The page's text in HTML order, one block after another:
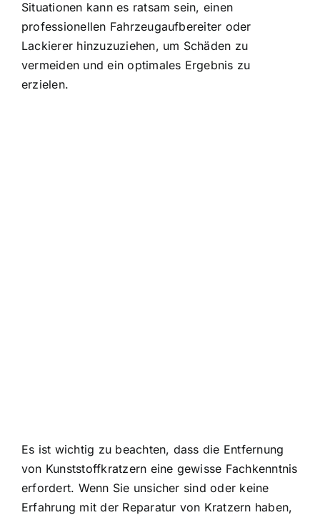
Situationen kann es ratsam sein, einen
professionellen Fahrzeugaufbereiter oder
Lackierer hinzuzuziehen, um Schäden zu
vermeiden und ein optimales Ergebnis zu
erzielen.
Es ist wichtig zu beachten, dass die Entfernung
von Kunststoffkratzern eine gewisse Fachkenntnis
erfordert. Wenn Sie unsicher sind oder keine
Erfahrung mit der Reparatur von Kratzern haben,